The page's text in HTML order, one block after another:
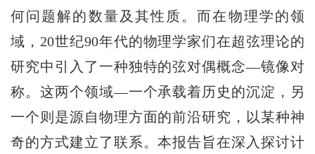
何问题解的数量及其性质。而在物理学的领
域，20世纪90年代的物理学家们在超弦理论的
研究中引入了一种独特的弦对偶概念—镜像对
称。这两个领域—一个承载着历史的沉淀，另
一个则是源自物理方面的前沿研究，以某种神
奇的方式建立了联系。本报告旨在深入探讨计